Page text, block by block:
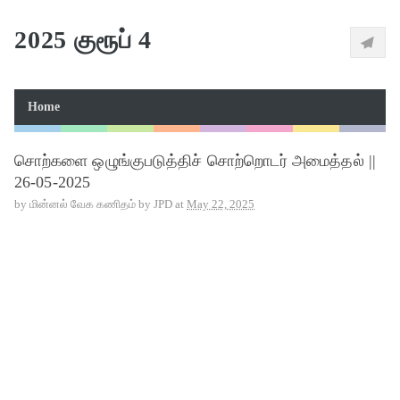
2025 குரூப் 4
Home
சொற்களை ஒழுங்குபடுத்திச் சொற்றொடர் அமைத்தல் ||
26-05-2025
by மின்னல் வேக கணிதம் by JPD at May 22, 2025